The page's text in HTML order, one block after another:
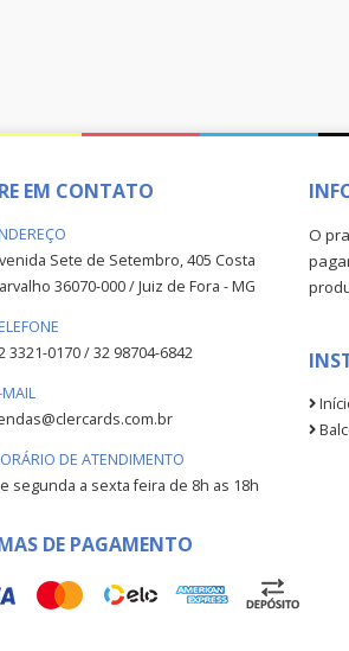
EM CONTATO
Sete de Setembro, 405 Costa
36070-000/Juiz de Fora - MG
3321-0170 / 32 98704-6842
MAIL
DE ATENDIMENTO
segunda a sexta feira de 8h as 18h
O
DE PAGAMENTO